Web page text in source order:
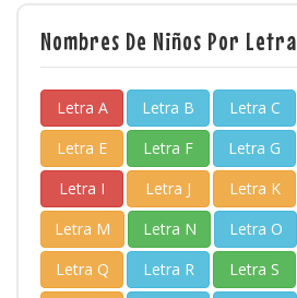
Nombres De Niños Por Letra
Letra A Letra B Letra C
Letra E
Letra F Letra G
Letra I
Letra J Letra K
Letra M
Letra N Letra O
Letra Q
Letra R Letra S